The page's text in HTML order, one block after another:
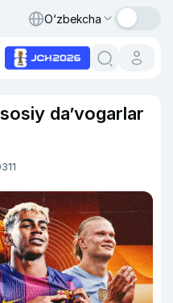
O‘zbekcha
da’vogarlar